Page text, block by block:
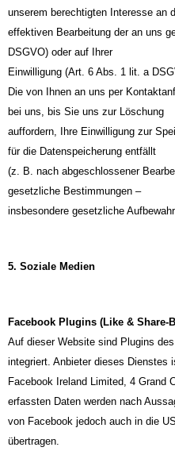
unserem berechtigten Interesse an
effektiven Bearbeitung der an uns
DSGVO) oder auf Ihrer
Einwilligung (Art. 6 Abs. 1 lit. a
Die von Ihnen an uns per
bei uns, bis Sie uns zur Löschung
auffordern, Ihre Einwilligung zur
für die Datenspeicherung entfällt
(z. B. nach abgeschlossener
gesetzliche Bestimmungen –
insbesondere gesetzliche
5. Soziale Medien
Facebook Plugins (Like & Share-
Auf dieser Website sind Plugins
integriert. Anbieter dieses Dienstes
Facebook Ireland Limited, 4 Grand
erfassten Daten werden nach
von Facebook jedoch auch in die
übertragen.